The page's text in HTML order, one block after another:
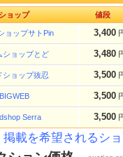
ョップ 値段
ョップサトPin 3,400
ショップとど 3,480
ショップ抜忍 3,500
BIGWEB 3,500
Serra 3,500
掲載を希望されるシ